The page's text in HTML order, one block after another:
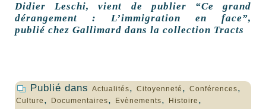
Didier Leschi, vient de publier “Ce grand
dérangement : L’immigration en face”,
publié chez Gallimard dans la collection Tracts
Publié dans Actualités, Citoyenneté , Conférences,
Culture , Documentaires, Evènements, Histoire ,